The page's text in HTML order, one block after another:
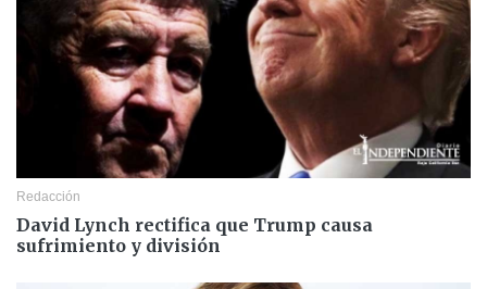
Redacción
David Lynch rectifica que Trump causa
sufrimiento y división